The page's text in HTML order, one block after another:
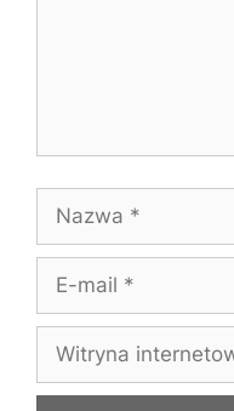
mail
internetowa